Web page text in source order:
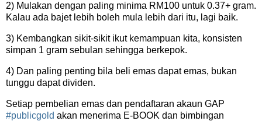
2) Mulakan dengan paling minima RM100 untuk 0.37+ gram.
Kalau ada bajet lebih boleh mula lebih dari itu, lagi baik.
3) Kembangkan sikit-sikit ikut kemampuan kita, konsisten
simpan 1 gram sebulan sehingga berkepok.
4) Dan paling penting bila beli emas dapat emas, bukan
tunggu dapat dividen.
Setiap pembelian emas dan pendaftaran akaun GAP
#publicgold akan menerima E-BOOK dan bimbingan